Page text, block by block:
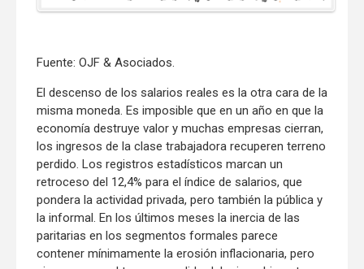
Fuente: OJF & Asociados.
El descenso de los salarios reales es la otra cara de la
misma moneda. Es imposible que en un año en que la
economía destruye valor y muchas empresas cierran,
los ingresos de la clase trabajadora recuperen terreno
perdido. Los registros estadísticos marcan un
retroceso del 12,4% para el índice de salarios, que
pondera la actividad privada, pero también la pública y
la informal. En los últimos meses la inercia de las
paritarias en los segmentos formales parece
contener mínimamente la erosión inflacionaria, pero